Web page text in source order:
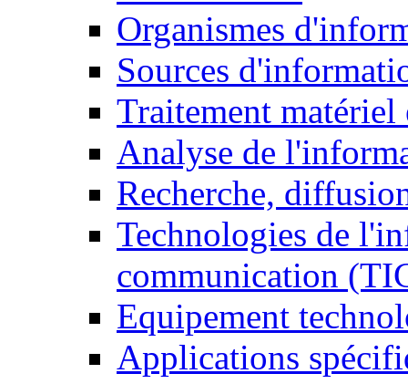
Organismes
Sources
Traitement matériel
Analyse de
Recherche,
Technologies de
communication
Equipement
Applications